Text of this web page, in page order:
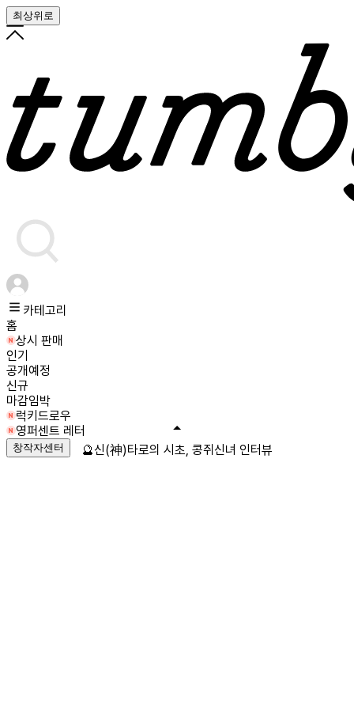
최상위로
카테고리
홈
상시 판매
인기
공개예정
신규
마감임박
럭키드로우
영퍼센트 레터
창작자센터 🔮신(神)타로의 시초, 콩쥐신녀 인터뷰